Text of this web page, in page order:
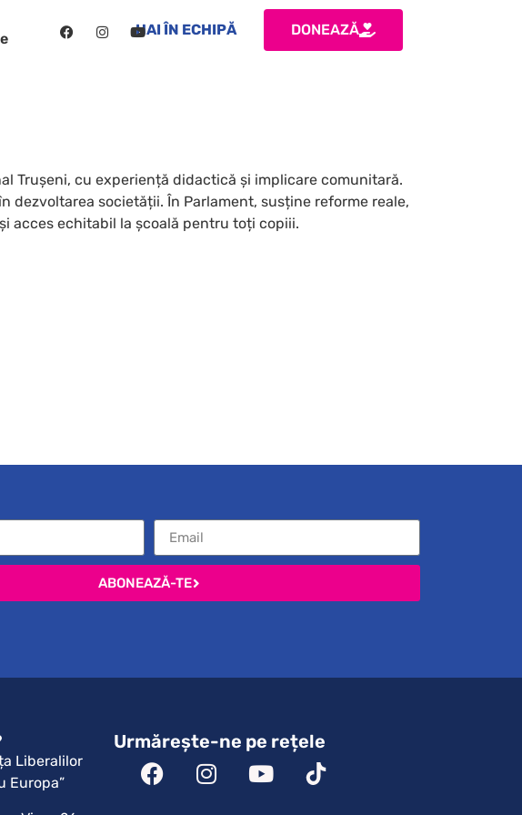
HAI ÎN ECHIPĂ DONEAZĂ
Trușeni, cu experiență didactică și implicare comunitară.
dezvoltarea societății. În Parlament, susține reforme reale,
acces echitabil la școală pentru toți copiii.
ABONEAZĂ-TE
Liberalilor
Europa”
Urmărește-ne pe rețele